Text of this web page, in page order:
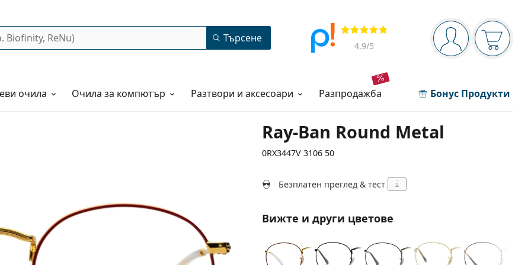
Navigation panel
Вие сте вписани
Прегледи
4,9/5
Търсене
очила Очила за компютър Разтвори и аксесоари разпродажба Бонус Продукти
Ray-Ban Round Metal
0RX3447V 3106 50
Безплатен преглед & тест i
Вижте и други цветове